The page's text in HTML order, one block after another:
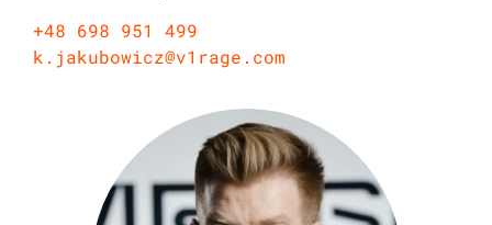
+48 698 951 499
k.jakubowicz@v1rage.com